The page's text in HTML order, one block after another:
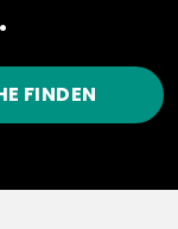
FINDEN